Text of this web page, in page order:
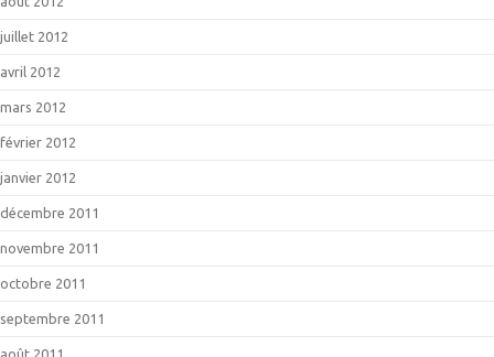
juillet 2012
avril 2012
mars 2012
février 2012
janvier 2012
décembre 2011
novembre 2011
octobre 2011
septembre 2011
août 2011